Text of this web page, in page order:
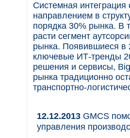
Системная интеграция
направлением в
порядка 30% рынка. В
расти сегмент
рынка. Появившиеся в
ключевые ИТ-тренды
решения и сервисы,
рынка традиционно
транспортно-
12.12.2013 GMCS
управления